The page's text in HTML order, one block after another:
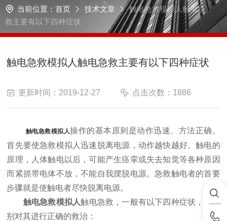
当前位置： 首页 技术文章
触电急救模拟人触电急
救主要有以下四种症状
触电急救模拟人触电急救主要有以下四种症状
更新时间：2019-12-27 点击次数：1886
触电急救模拟人操作的基本原则是动作迅速、方法正确。
首先要使急救模拟人迅速脱离电源，动作越快越好。触电的
原理，人体触电以后，可能产生痉挛或失去知觉等各种原因
而紧抓带电体不放，不能自我摆脱电源。急救触电者的首要
步骤就是使触电者尽快脱离电源。
触电急救模拟人触电急救，一般有以下四种症状，要分
别对其进行正确的救治：